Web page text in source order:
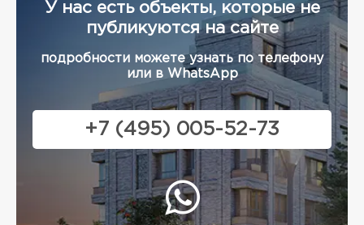
У нас есть объекты, которые не
публикуются на сайте
подробности можете узнать по телефону
или в WhatsApp
+7 (495) 005-52-73